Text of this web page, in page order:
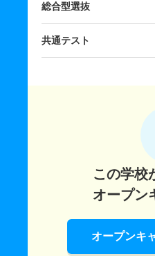
総合型選抜
共通テスト
この学校
オープン
オープンキ